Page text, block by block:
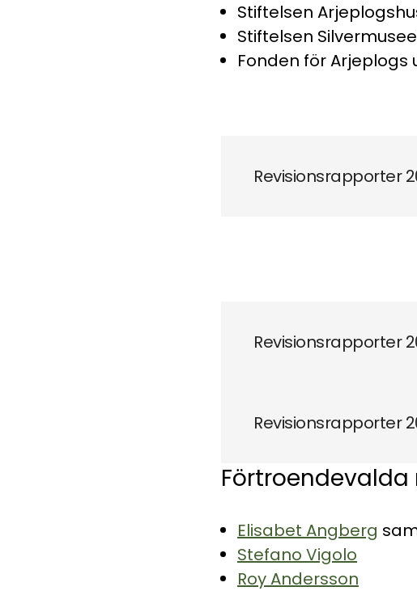
Stiftelsen
Stiftelsen
Fonden för
Revisionsrapporter
Revisionsrapporter
Revisionsrapporter
Förtroendevalda
Elisabet Angberg
Stefano Vigolo
Roy Andersson